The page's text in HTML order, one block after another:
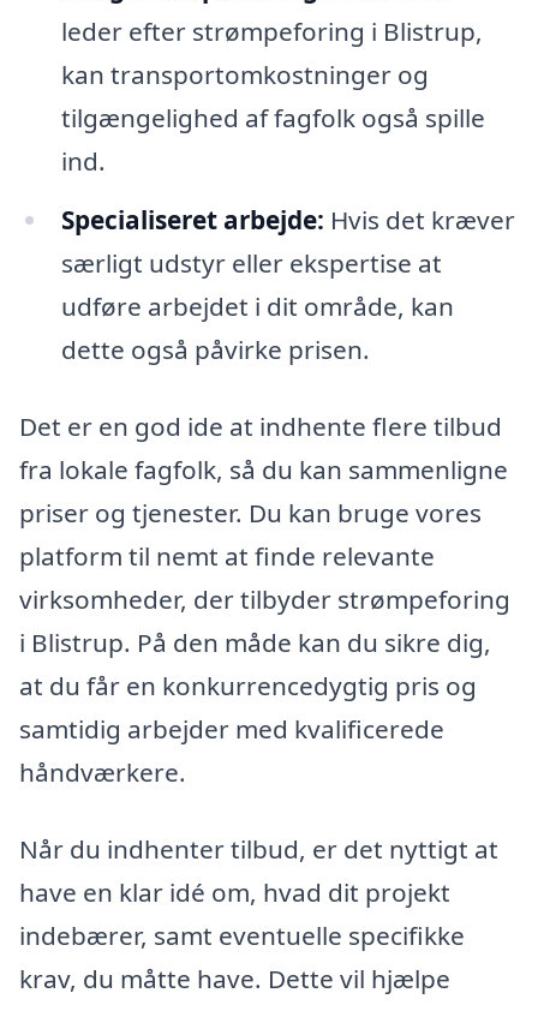
leder efter strømpeforing i Blistrup,
kan transportomkostninger og
tilgængelighed af fagfolk også spille
ind.
Specialiseret arbejde: Hvis det kræver
særligt udstyr eller ekspertise at
udføre arbejdet i dit område, kan
dette også påvirke prisen.
Det er en god ide at indhente flere tilbud
fra lokale fagfolk, så du kan sammenligne
priser og tjenester. Du kan bruge vores
platform til nemt at finde relevante
virksomheder, der tilbyder strømpeforing
i Blistrup. På den måde kan du sikre dig,
at du får en konkurrencedygtig pris og
samtidig arbejder med kvalificerede
håndværkere.
Når du indhenter tilbud, er det nyttigt at
have en klar idé om, hvad dit projekt
indebærer, samt eventuelle specifikke
krav, du måtte have. Dette vil hjælpe